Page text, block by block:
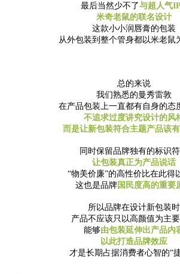
最后当然少不了与超人气
米奇老鼠的联名设计
这款小小润唇膏的包装
从外包装到整个管身都以米老鼠
总的来说
我们熟悉的曼秀雷敦
在产品包装上一直都有自身的态
不追求过度讲究设计的风
而是让新包装符合主题产品该
同时保留品牌独有的标识
让包装真正为产品说话
“物美价廉”的高性价比在此得
这也是品牌国民度高的重要
所以品牌在设计新包装时
产品不应该只以高颜值为主
能够由包装延伸出产品内
以此打造品牌效应
才是长期占据消费者心智的“